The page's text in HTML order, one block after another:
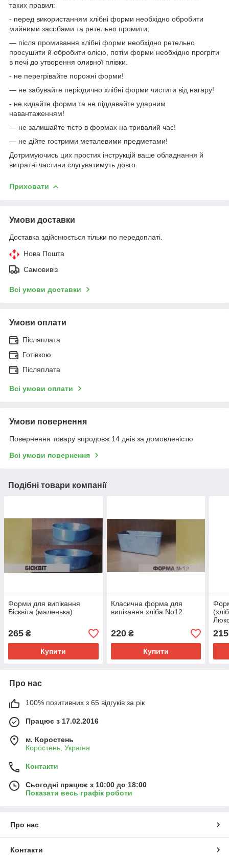
таких правил:
- перед використанням хлібні форми необхідно обробити
мийними засобами та ретельно промити;
— після промивання хлібні форми необхідно ретельно
просушити й обробити олією, потім форми необхідно прогріти
в печі до утворення оливної плівки.
- не перегрівайте порожні форми!
— не забувайте періодично хлібні форми чистити від нагару!
- не кидайте форми та не піддавайте ударним
навантаженням!
— не залишайте тісто в формах на тривалий час!
— не дійте гострими металевими предметами!
Дотримуючись цих простих інструкцій ваше обладнання й
витратні частини слугуватимуть довго.
Приховати
Умови доставки
Доставка здійснюється тільки по передоплаті.
Нова Пошта
Самовивіз
Всі умови доставки
Умови оплати
Післяплата
Готівкою
Післяплата
Всі умови оплати
Умови повернення
Повернення товару впродовж 14 днів за домовленістю
Всі умови повернення
Подібні товари компанії
Форми для випікання
Бісквіта (маленька)
265 ₴
Купити
Класична форма для
випікання хліба No12
220₴
Купити
215
Про нас
100% позитивних з 65 відгуків за рік
Працює з 17.02.2016
м. Коростень
Коростень, Україна
Контакти
Сьогодні працює з 10:00 до 18:00
Показати весь графік роботи
Про нас
Контакти